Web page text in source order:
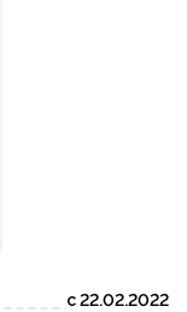
с 22.02.2022